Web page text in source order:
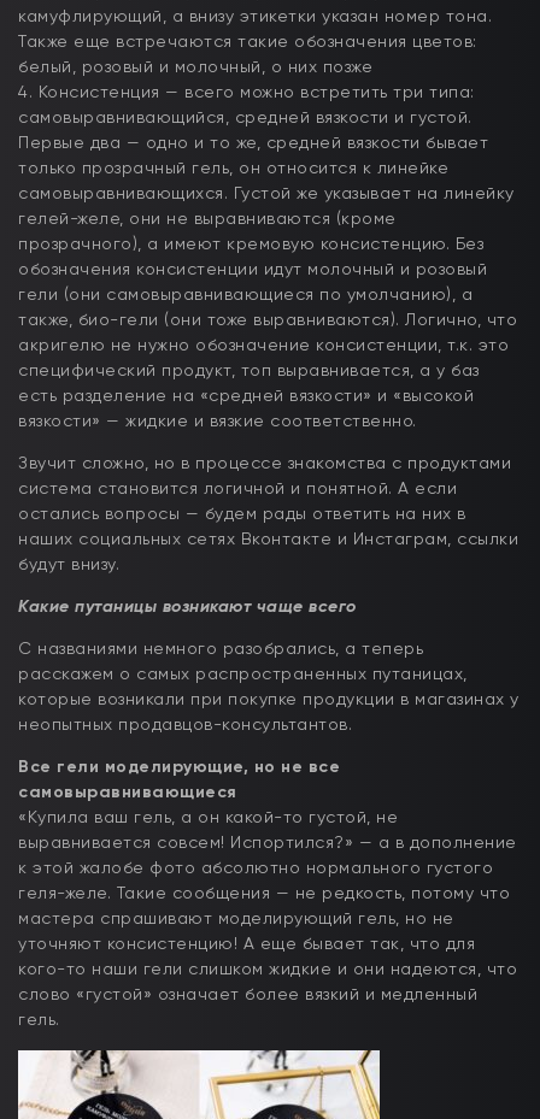
камуфлирующий, а внизу этикетки указан номер тона.
Также еще встречаются такие обозначения цветов:
белый, розовый и молочный, о них позже
4. Консистенция — всего можно встретить три типа:
самовыравнивающийся, средней вязкости и густой.
Первые два — одно и то же, средней вязкости бывает
только прозрачный гель, он относится к линейке
самовыравнивающихся. Густой же указывает на линейку
гелей-желе, они не выравниваются (кроме
прозрачного), а имеют кремовую консистенцию. Без
обозначения консистенции идут молочный и розовый
гели (они самовыравнивающиеся по умолчанию), а
также, био-гели (они тоже выравниваются). Логично, что
акригелю не нужно обозначение консистенции, т.к. это
специфический продукт, топ выравнивается, а у баз
есть разделение на «средней вязкости» и «высокой
вязкости» — жидкие и вязкие соответственно.
Звучит сложно, но в процессе знакомства с продуктами
система становится логичной и понятной. А если
остались вопросы — будем рады ответить на них в
наших социальных сетях Вконтакте и Инстаграм, ссылки
будут внизу.
Какие путаницы возникают чаще всего
С названиями немного разобрались, а теперь
расскажем о самых распространенных путаницах,
которые возникали при покупке продукции в магазинах у
неопытных продавцов-консультантов.
Все гели моделирующие, но не все
самовыравнивающиеся
«Купила ваш гель, а он какой-то густой, не
выравнивается совсем! Испортился?» — а в дополнение
к этой жалобе фото абсолютно нормального густого
геля-желе. Такие сообщения — не редкость, потому что
мастера спрашивают моделирующий гель, но не
уточняют консистенцию! А еще бывает так, что для
кого-то наши гели слишком жидкие и они надеются, что
слово «густой» означает более вязкий и медленный
гель.